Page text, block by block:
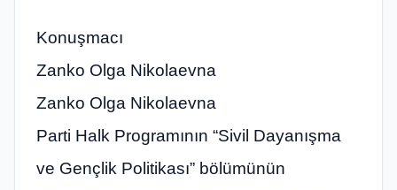
Konuşmacı
Zanko Olga Nikolaevna
Zanko Olga Nikolaevna
Parti Halk Programının “Sivil Dayanışma
ve Gençlik Politikası” bölümünün